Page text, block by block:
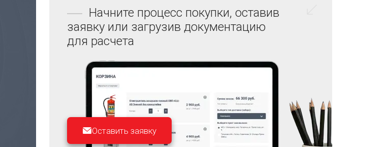
Начните процесс покупки, оставив
заявку или загрузив документацию
для расчета
Оставить заявку